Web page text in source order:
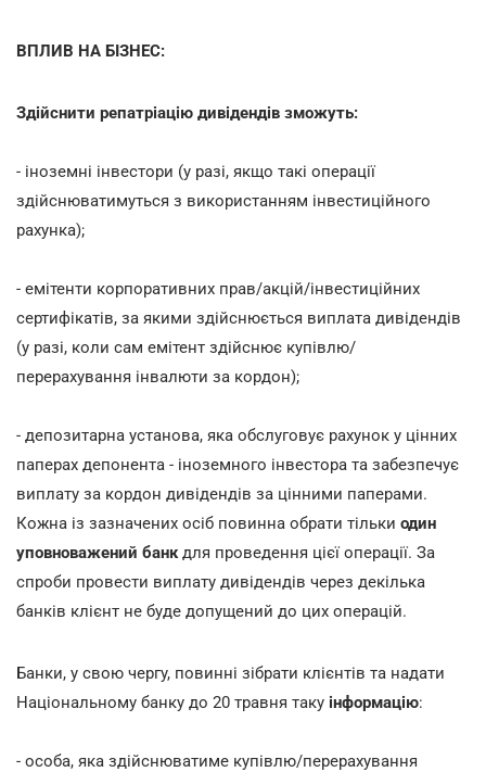
ВПЛИВ НА БІЗНЕС:
Здійснити репатріацію дивідендів зможуть:
- іноземні інвестори (у разі, якщо такі операції
здійснюватимуться з використанням інвестиційного
рахунка);
- емітенти корпоративних прав/акцій/інвестиційних
сертифікатів, за якими здійснюється виплата дивідендів
(у разі, коли сам емітент здійснює купівлю/
перерахування інвалюти за кордон);
- депозитарна установа, яка обслуговує рахунок у цінних
паперах депонента - іноземного інвестора та забезпечує
виплату за кордон дивідендів за цінними паперами.
Кожна із зазначених осіб повинна обрати тільки один
уповноважений банкдля проведення цієї операції. За
спроби провести виплату дивідендів через декілька
банків клієнт не буде допущений до цих операцій.
Банки, у свою чергу, повинні зібрати клієнтів та надати
Національному банку до 20 травня таку інформацію:
- особа, яка здійснюватиме купівлю/перерахування